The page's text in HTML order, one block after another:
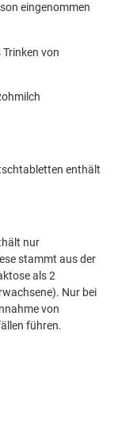
eingenommen
von
enthält
nur
stammt aus der
als 2
Nur bei
von
führen.